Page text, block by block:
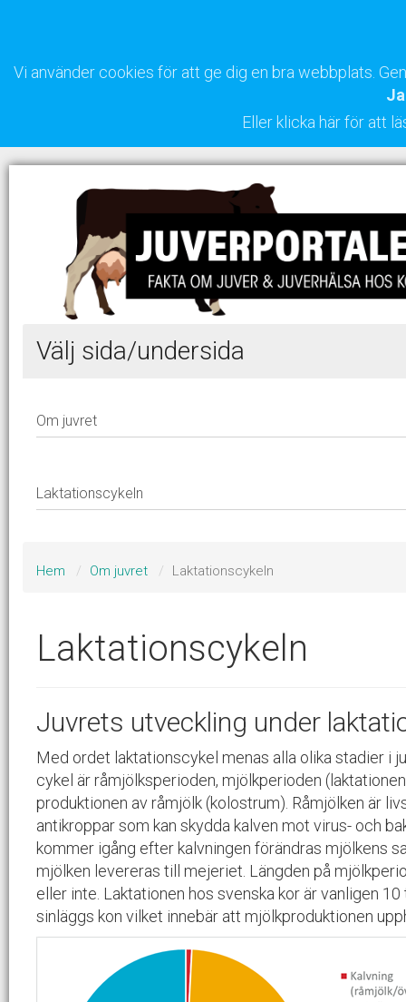
Vi använder cookies för att ge dig en bra webbplats.
Eller klicka här för att
Välj sida/undersida
Hem Om juvret Laktationscykeln
Laktationscykeln
Juvrets utveckling under
Med ordet laktationscykel menas alla olika stadier i
cykel är råmjölksperioden, mjölkperioden
produktionen av råmjölk (kolostrum). Råmjölken är
antikroppar som kan skydda kalven mot virus- och
kommer igång efter kalvningen förändras mjölkens
mjölken levereras till mejeriet. Längden på
eller inte. Laktationen hos svenska kor är vanligen
sinläggs kon vilket innebär att mjölkproduktionen